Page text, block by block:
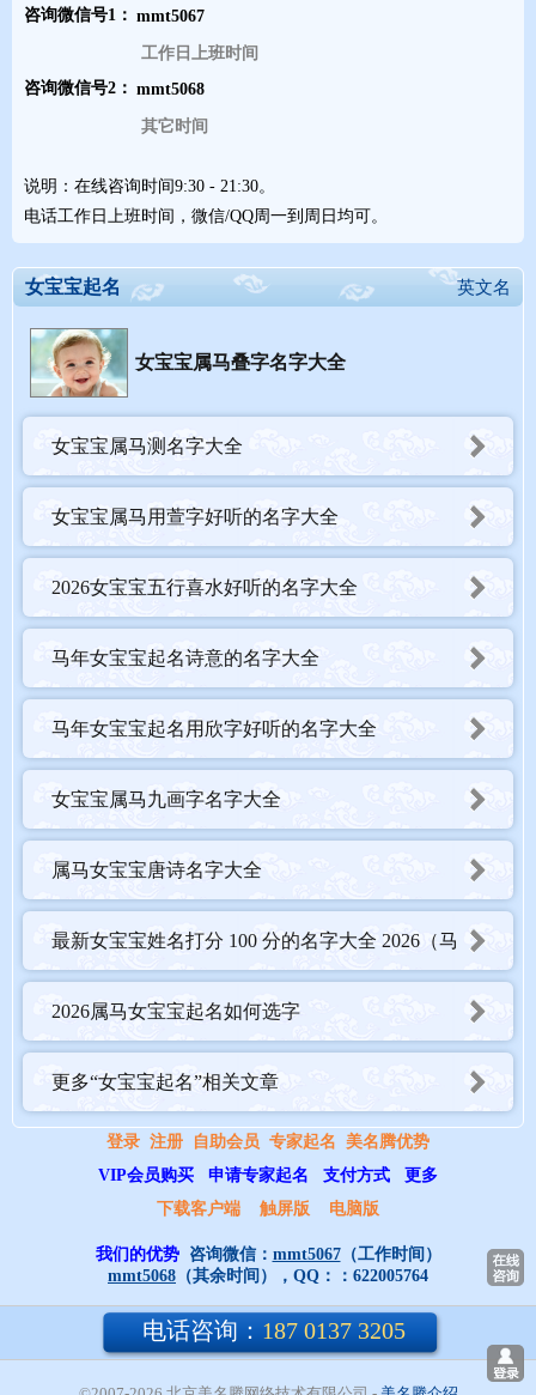
莹洁、晓慧、巧云、秀雅等。
（3）、属龙女宝宝起名讲究寓意好
讲究好寓意，如：云露 唐?姚崇《秋夜望月》：“灼灼云枝净，光光
草露园。”
3、女宝宝属龙100个好听的名字精选
【曼瑜】
瑜从生肖上看，生肖为龙，名字中应有王部首为吉，瑜的部首为
王。
字义曼表示柔美、曼柔、曼妙；瑜表示美玉、美好、瑜玉，意义优
美。
音律曼、瑜的读音是màn、yú，声调为去声、阳平，音律优美，朗
佳从生肖上看，生肖为龙，名字中应有亻部首为吉，佳的部首为
咨询微信号1：
工作日上班时间
咨询微信号2：
其它时间
说明：在线咨询时间9:30 - 21:30。
电话工作日上班时间，微信/QQ周一到周日均可。
英文名
女宝宝起名
女宝宝属马叠字名字大全
女宝宝属马测名字大全
女宝宝属马用萱字好听的名字大全
2026女宝宝五行喜水好听的名字大全
马年女宝宝起名诗意的名字大全
马年女宝宝起名用欣字好听的名字大全
女宝宝属马九画字名字大全
属马女宝宝唐诗名字大全
最新女宝宝姓名打分 100 分的名字大全 2026（马
2026属马女宝宝起名如何选字
更多“女宝宝起名”相关文章
登录 注册 自助会员 专家起名 美名腾优势
VIP会员购买
申请专家起名 支付方式
更多
下载客户端
触屏版 电脑版
我们的优势 咨询微信： mmt5067（工作时间）
mmt5068 （其余时间），QQ：： 622005764
电话咨询： 187 0137 3205